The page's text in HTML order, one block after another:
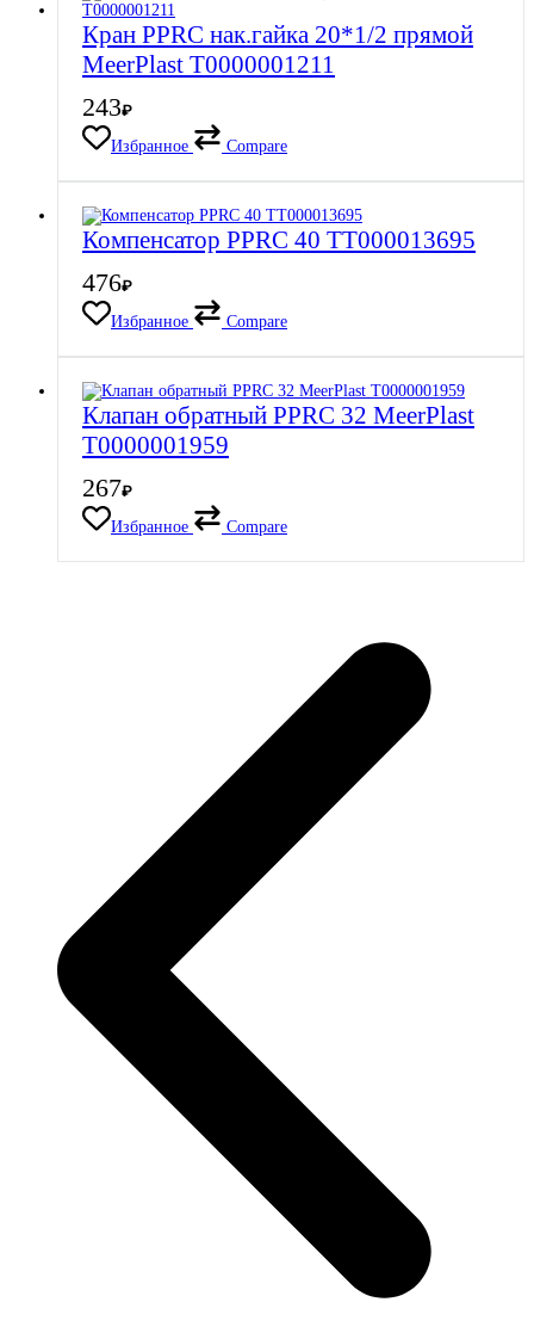
Кран PPRC нак.гайка 20*1/2 прямой
MeerPlast Т0000001211
243₽
Избранное
Compare
Компенсатор PPRC 40 ТТ000013695
476₽
Избранное
Compare
Клапан обратный PPRC 32 MeerPlast
Т0000001959
267₽
Избранное
Compare